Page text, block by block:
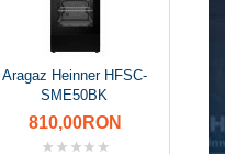
Aragaz Heinner HFSC-
SME50BK
810,00RON